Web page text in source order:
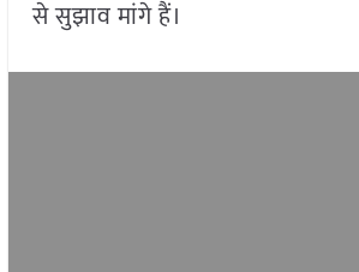
से सुझाव मांगे हैं।